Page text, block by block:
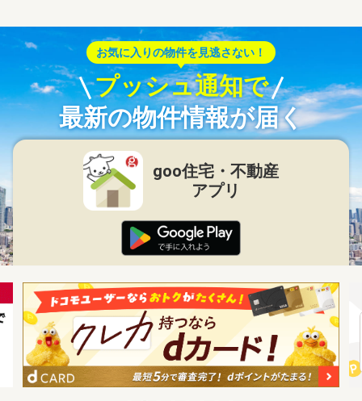
お気に入りの物件を見逃さない！
プッシュ通知で
最新の物件情報が届く
goo住宅・不動産
アプリ